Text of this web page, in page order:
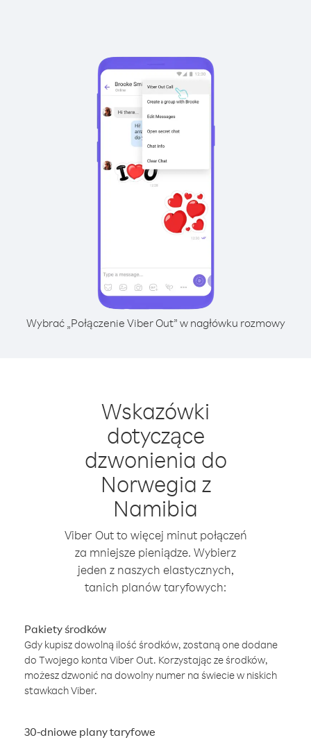
Wybrać „Połączenie Viber Out” w nagłówku rozmowy
Wskazówki
dotyczące
dzwonienia do
Norwegia z
Namibia
Viber Out to więcej minut połączeń
za mniejsze pieniądze. Wybierz
jeden z naszych elastycznych,
tanich planów taryfowych:
Pakiety środków
Gdy kupisz dowolną ilość środków, zostaną one dodane
do Twojego konta Viber Out. Korzystając ze środków,
możesz dzwonić na dowolny numer na świecie w niskich
stawkach Viber.
30-dniowe plany taryfowe